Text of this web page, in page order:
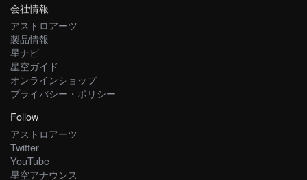
会社情報
アストロアーツ
製品情報
星ナビ
星空ガイド
オンラインショップ
プライバシー・ポリシー
Follow
アストロアーツ
Twitter
YouTube
星空アナウンス